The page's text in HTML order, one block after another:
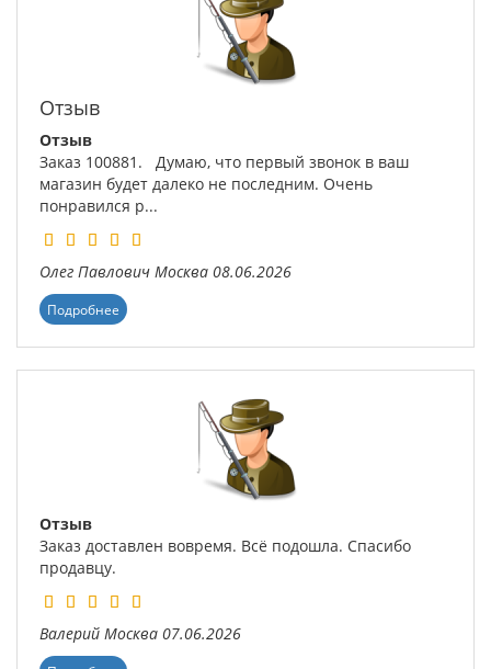
Отзыв
Отзыв
Заказ 100881. Думаю, что первый звонок в ваш
магазин будет далеко не последним. Очень
понравился р...
Олег Павлович Москва 08.06.2026
Подробнее
Отзыв
Заказ доставлен вовремя. Всё подошла. Спасибо
продавцу.
Валерий Москва 07.06.2026